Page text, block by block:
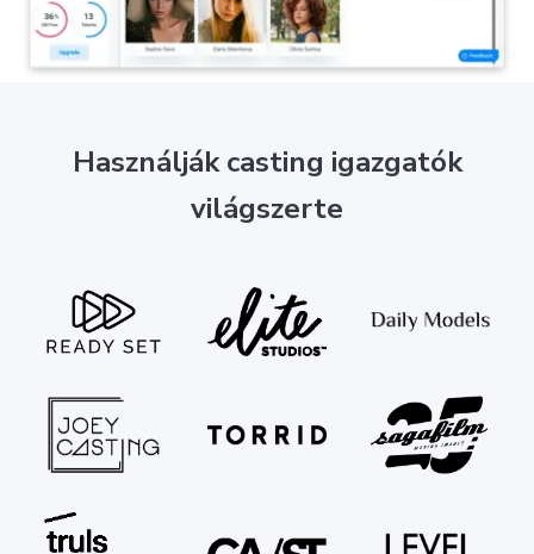
Használják casting igazgatók
világszerte